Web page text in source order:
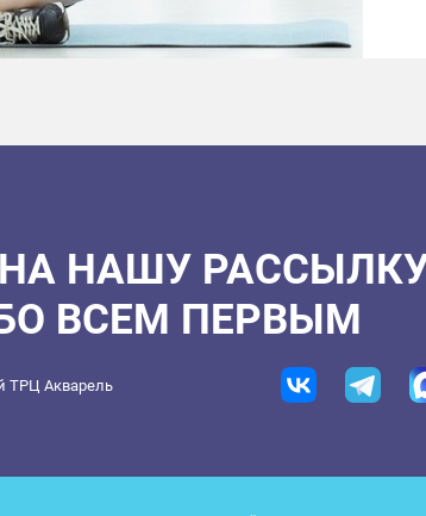
НАШУ
ВСЕМ ПЕРВЫМ
ТРЦ Акварель